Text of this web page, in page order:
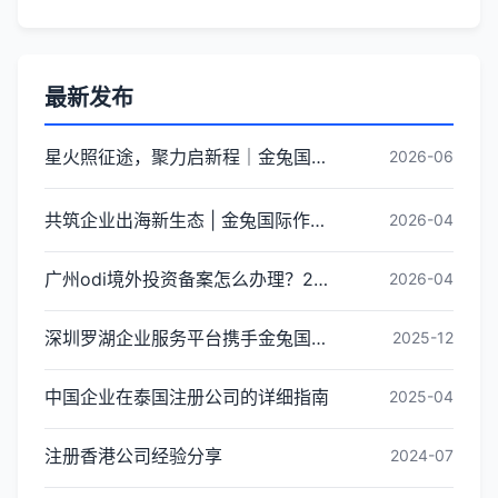
最新发布
星火照征途，聚力启新程｜金兔国际井冈山红色研学团建圆满收官 2026-06
共筑企业出海新生态 | 金兔国际作为代表单位亮相宝安区出海服务中心揭牌仪式 2026-04
广州odi境外投资备案怎么办理？2026年最新流程详解 2026-04
深圳罗湖企业服务平台携手金兔国际ODI备案专家,共建跨境出海全链条服务新生态 2025-12
中国企业在泰国注册公司的详细指南 2025-04
注册香港公司经验分享 2024-07